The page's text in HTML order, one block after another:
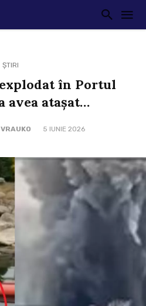
ȘTIRI
în Portul
avea atașat…
5 IUNIE 2026